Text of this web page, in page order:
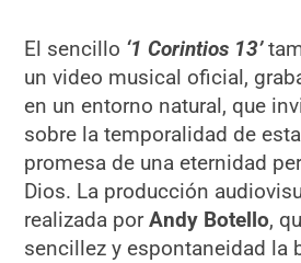
El sencillo ‘1 Corintios 13’
un video musical oficial,
en un entorno natural, que
sobre la temporalidad de
promesa de una eternidad
Dios. La producción
realizada porAndy Botello,
sencillez y espontaneidad la